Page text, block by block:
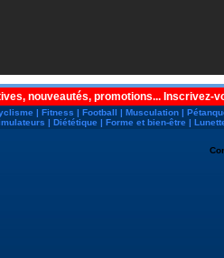
nouveautés, promotions... Inscrivez-
| Fitness | Football | Musculation |
| Diététique | Forme et bien-être |